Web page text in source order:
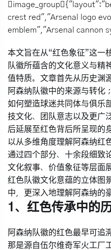
crest red","Arsenal logo
emblem","Arsenal cannon
本文旨在从“红色象征”这一
队徽所蕴含的文化意义与精
值特质。文章首先从历史渊
阿森纳队徽中的来源与转化
如何塑造球迷共同体与俱乐
技文化、团队意志以及更广
后延展至红色背后所呈现的
以从多维角度理解阿森纳红
通过四个部分、十余段细致
文化叙事、价值象征等层面
红色队徽文化意蕴的立体图
中，更深入地理解阿森纳的
1、红色传承中的
阿森纳队徽的红色最早可追
那是源自伍尔维奇军火工厂